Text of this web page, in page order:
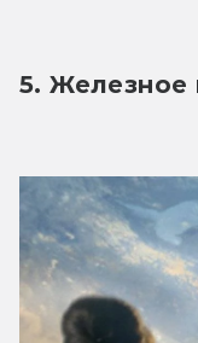
5. Железное